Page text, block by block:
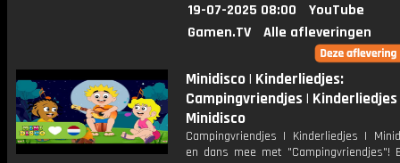
19-07-2025 08:00
YouTube
Gamen.TV
Alle afleveringen
Minidisco | Kinderliedjes:
Campingvriendjes | Kinderliedjes
Minidisco
Campingvriendjes | Kinderliedjes |
en dans mee met "Campingvriendjes"!